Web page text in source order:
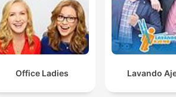
Office Ladies Lavando